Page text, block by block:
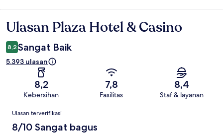
Ulasan
Ulasan Plaza Hotel & Casino
8,2 Sangat Baik
5.393 ulasan
8,2
Kebersihan
7,8
Fasilitas
8,4
Staf & layanan
Ulasan
Ulasan terverifikasi
8/10 Sangat bagus